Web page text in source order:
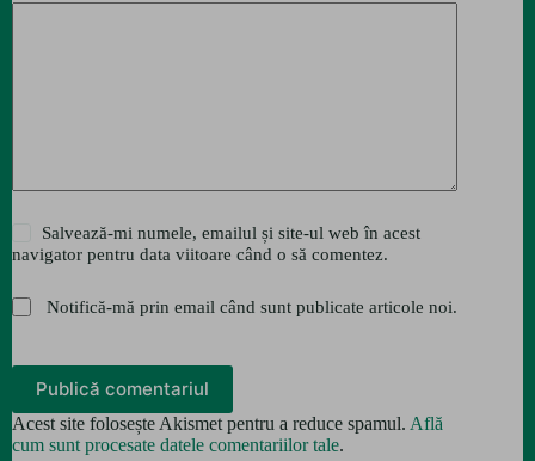
Salvează-mi numele, emailul și site-ul web în acest
navigator pentru data viitoare când o să comentez.
Notifică-mă prin email când sunt publicate articole noi.
Publică comentariul
Acest site folosește Akismet pentru a reduce spamul. Află
cum sunt procesate datele comentariilor tale.